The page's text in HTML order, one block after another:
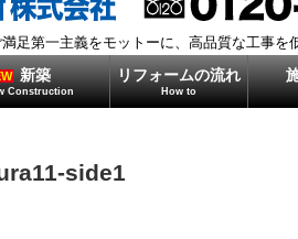
足第一主義をモットーに、高品質な工事を
新築
Construction
リフォームの流れ
How to
side1